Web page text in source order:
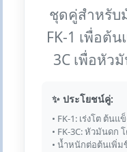
ชุดคู่สำหรับ
FK-1 เพื่อต้
3C เพื่อหัว
✨ ประโยชน์คู่:
• FK-1: เร่งโต ต้นแ
• FK-3C: หัวมันดก
• น้ำหนักต่อต้นเพิ่